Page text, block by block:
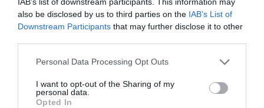
also be disclosed by us to third parties on the IAB’s List of
Downstream Participants that may further disclose it to other
Personal Data Processing Opt Outs
I want to opt-out of the Sharing of my
personal data.
Opted In